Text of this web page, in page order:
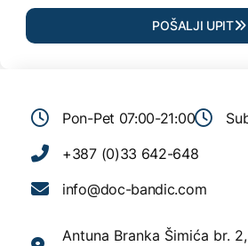
POŠALJI UPIT
Pon-Pet 07:00-21:00
+387 (0)33 642-648
info@doc-bandic.com
Antuna Branka Šimića br.